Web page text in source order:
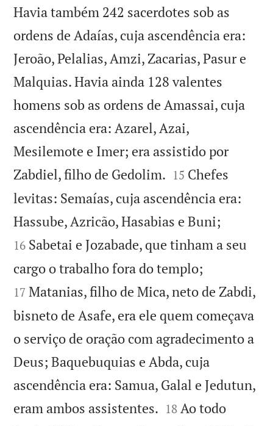
Havia também 242 sacerdotes sob as
ordens de Adaías, cuja ascendência era:
Jeroão, Pelalias, Amzi, Zacarias, Pasur e
Malquias. Havia ainda 128 valentes
homens sob as ordens de Amassai, cuja
ascendência era: Azarel, Azai,
Mesilemote e Imer; era assistido por
Zabdiel, filho de Gedolim. 

15 Chefes
levitas: Semaías, cuja ascendência era:
Hassube, Azricão, Hasabias e Buni;
16 Sabetai e Jozabade, que tinham a seu
cargo o trabalho fora do templo;
17 Matanias, filho de Mica, neto de Zabdi,
bisneto de Asafe, era ele quem começava
o serviço de oração com agradecimento a
Deus; Baquebuquias e Abda, cuja
ascendência era: Samua, Galal e Jedutun,
eram ambos assistentes. 

18 Ao todo